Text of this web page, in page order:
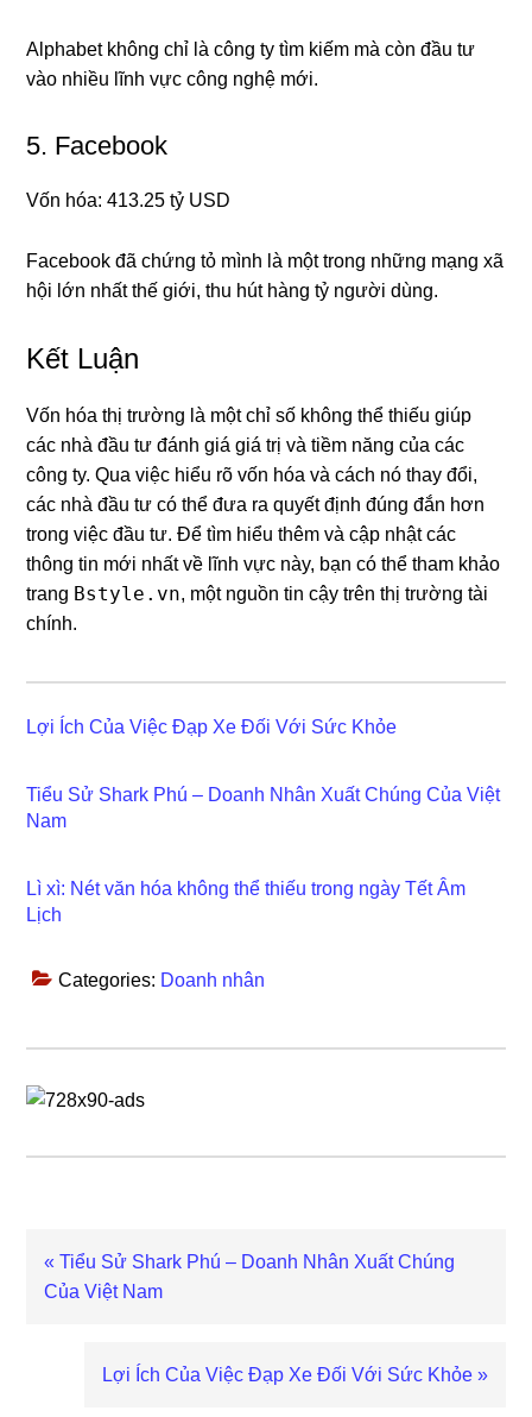
Alphabet không chỉ là công ty tìm kiếm mà còn đầu tư
vào nhiều lĩnh vực công nghệ mới.
5. Facebook
Vốn hóa: 413.25 tỷ USD
Facebook đã chứng tỏ mình là một trong những mạng xã
hội lớn nhất thế giới, thu hút hàng tỷ người dùng.
Kết Luận
Vốn hóa thị trường là một chỉ số không thể thiếu giúp
các nhà đầu tư đánh giá giá trị và tiềm năng của các
công ty. Qua việc hiểu rõ vốn hóa và cách nó thay đổi,
các nhà đầu tư có thể đưa ra quyết định đúng đắn hơn
trong việc đầu tư. Để tìm hiểu thêm và cập nhật các
thông tin mới nhất về lĩnh vực này, bạn có thể tham khảo
trang Bstyle.vn, một nguồn tin cậy trên thị trường tài
chính.
Lợi Ích Của Việc Đạp Xe Đối Với Sức Khỏe
Tiểu Sử Shark Phú – Doanh Nhân Xuất Chúng Của Việt
Nam
Lì xì: Nét văn hóa không thể thiếu trong ngày Tết Âm
Lịch
Categories: Doanh nhân
Previous
Post:
« Tiểu Sử Shark Phú – Doanh Nhân Xuất Chúng
Của Việt Nam
Next
Lợi Ích Của Việc Đạp Xe Đối Với Sức Khỏe »